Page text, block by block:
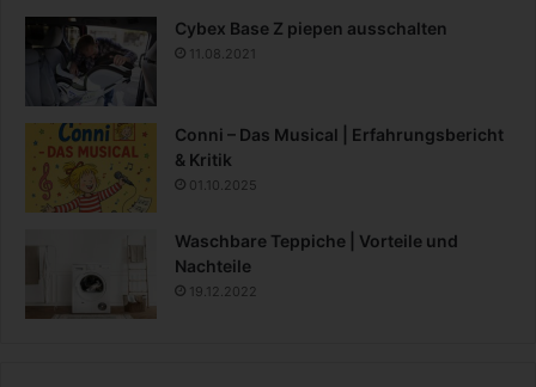
Cybex Base Z piepen ausschalten
11.08.2021
Conni – Das Musical | Erfahrungsbericht
& Kritik
01.10.2025
Waschbare Teppiche | Vorteile und
Nachteile
19.12.2022